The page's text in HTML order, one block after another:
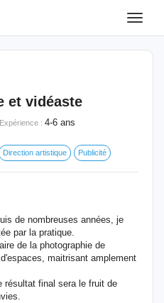
Toggle
et vidéaste
Expérience : 4-6 ans
Direction artistique Publicité
de nombreuses années, je
par la pratique.
de la photographie de
maitrisant amplement
résultat final sera le fruit de